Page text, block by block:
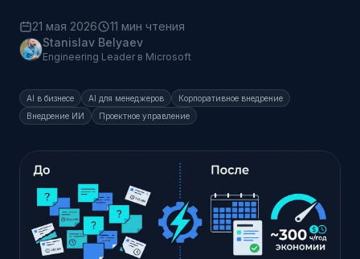
21 мая 2026
11 мин чтения
Stanislav Belyaev
Engineering Leader в Microsoft
AI в бизнесе AI для менеджеров
Корпоративное внедрение
Внедрение ИИ
Проектное управление